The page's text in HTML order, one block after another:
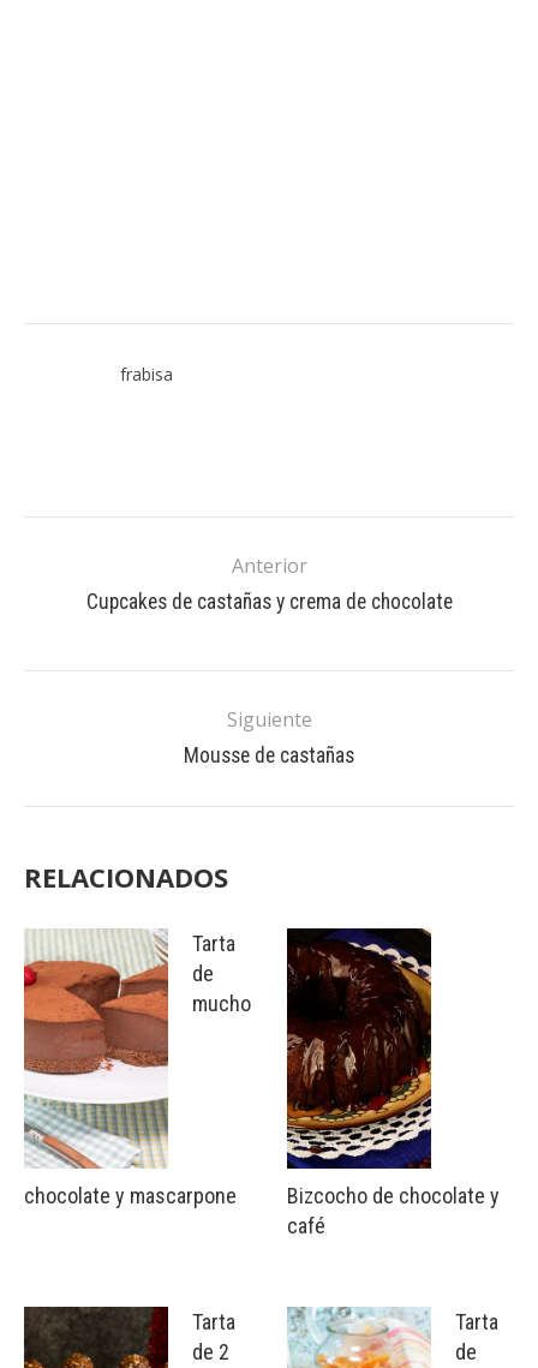
frabisa
Anterior
Cupcakes de castañas y crema de chocolate
Siguiente
Mousse de castañas
RELACIONADOS
Tarta
de
mucho
chocolate y mascarpone
Tarta
de 2
Bizcocho de chocolate y
café
Tarta
de